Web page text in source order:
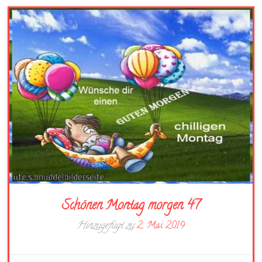
Schönen Montag morgen 47
Hinzugefügt zu2. Mai 2019